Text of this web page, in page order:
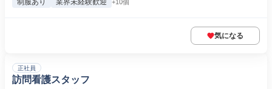
制服あり 業界未経験歓迎 +10個
気になる
正社員
訪問看護スタッフ